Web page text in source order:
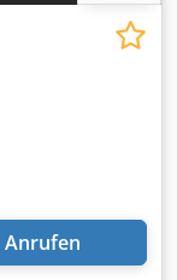
Anrufen